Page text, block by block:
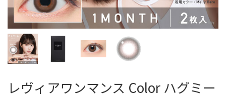
レヴィアワンマンス Color ハグミー